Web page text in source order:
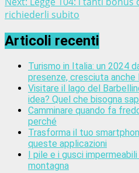
richiederli subito
Articoli recenti
Turismo in Italia: un 2024
presenze, cresciuta anche
Visitare il lago del
idea? Quel che bisogna
Camminare quando fa
perché
Trasforma il tuo
queste applicazioni
I pile e i gusci
montagna